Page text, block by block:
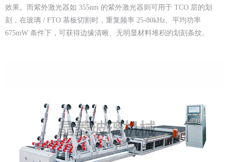
效果。而紫外激光器如 355nm 的紫外激光器则可用于 TCO 层的划
刻，在玻璃 / FTO 基板切割时，重复频率 25-80kHz、平均功率
675mW 条件下，可获得边缘清晰、无明显材料堆积的划刻条纹。